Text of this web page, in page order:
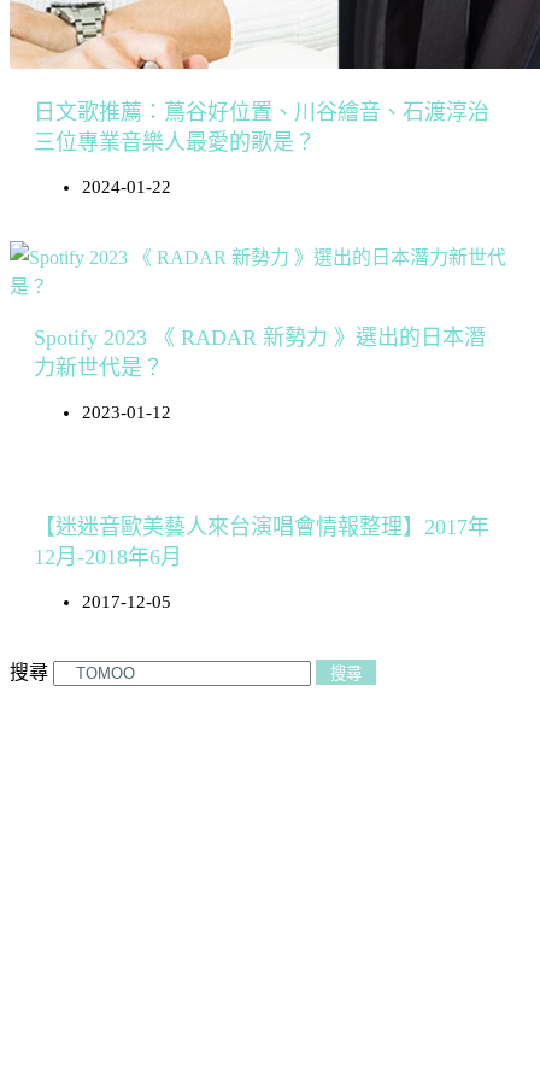
日文歌推薦：蔦谷好位置、川谷繪音、石渡淳治
三位專業音樂人最愛的歌是？
2024-01-22
Spotify 2023 《 RADAR 新勢力 》選出的日本潛
力新世代是？
2023-01-12
【迷迷音歐美藝人來台演唱會情報整理】2017年
12月-2018年6月
2017-12-05
搜尋 搜尋